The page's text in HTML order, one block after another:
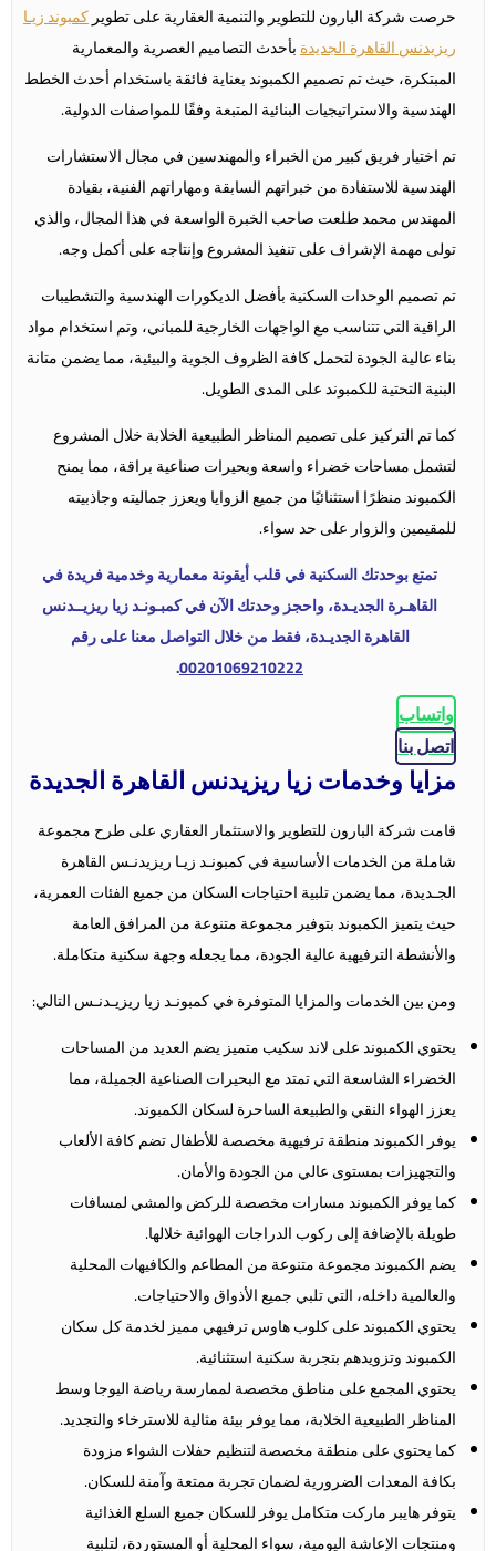
حرصت شركة البارون للتطوير والتنمية العقارية على تطويركمبوند زيـا
ريزيدنس القاهرة الجديدةبأحدث التصاميم العصرية والمعمارية
المبتكرة، حيث تم تصميم الكمبوند بعناية فائقة باستخدام أحدث الخطط
الهندسية والاستراتيجيات البنائية المتبعة وفقًا للمواصفات الدولية.
تم اختيار فريق كبير من الخبراء والمهندسين في مجال الاستشارات
الهندسية للاستفادة من خبراتهم السابقة ومهاراتهم الفنية، بقيادة
المهندس محمد طلعت صاحب الخبرة الواسعة في هذا المجال، والذي
تولى مهمة الإشراف على تنفيذ المشروع وإنتاجه على أكمل وجه.
تم تصميم الوحدات السكنية بأفضل الديكورات الهندسية والتشطيبات
الراقية التي تتناسب مع الواجهات الخارجية للمباني، وتم استخدام مواد
بناء عالية الجودة لتحمل كافة الظروف الجوية والبيئية، مما يضمن متانة
البنية التحتية للكمبوند على المدى الطويل.
كما تم التركيز على تصميم المناظر الطبيعية الخلابة خلال المشروع
لتشمل مساحات خضراء واسعة وبحيرات صناعية براقة، مما يمنح
الكمبوند منظرًا استثنائيًا من جميع الزوايا ويعزز جماليته وجاذبيته
للمقيمين والزوار على حد سواء.
تمتع بوحدتك السكنية في قلب أيقونة معمارية وخدمية فريدة في
القاهـرة الجديـدة، واحجز وحدتك الآن في كمبـونـد زيا ريزيــدنس
القاهرة الجديـدة، فقط من خلال التواصل معنا على رقم
00201069210222
.
واتساب
اتصل بنا
مزايا وخدمات زيا ريزيدنس القاهرة الجديدة
قامت شركة البارون للتطوير والاستثمار العقاري على طرح مجموعة
شاملة من الخدمات الأساسية في كمبونـد زيـا ريزيدنـس القاهرة
الجـديدة، مما يضمن تلبية احتياجات السكان من جميع الفئات العمرية،
حيث يتميز الكمبوند بتوفير مجموعة متنوعة من المرافق العامة
والأنشطة الترفيهية عالية الجودة، مما يجعله وجهة سكنية متكاملة.
ومن بين الخدمات والمزايا المتوفرة في كمبونـد زيا ريزيـدنـس التالي:
يحتوي الكمبوند على لاند سكيب متميز يضم العديد من المساحات
الخضراء الشاسعة التي تمتد مع البحيرات الصناعية الجميلة، مما
يعزز الهواء النقي والطبيعة الساحرة لسكان الكمبوند.
يوفر الكمبوند منطقة ترفيهية مخصصة للأطفال تضم كافة الألعاب
والتجهيزات بمستوى عالي من الجودة والأمان.
كما يوفر الكمبوند مسارات مخصصة للركض والمشي لمسافات
طويلة بالإضافة إلى ركوب الدراجات الهوائية خلالها.
يضم الكمبوند مجموعة متنوعة من المطاعم والكافيهات المحلية
والعالمية داخله، التي تلبي جميع الأذواق والاحتياجات.
يحتوي الكمبوند على كلوب هاوس ترفيهي مميز لخدمة كل سكان
الكمبوند وتزويدهم بتجربة سكنية استثنائية.
يحتوي المجمع على مناطق مخصصة لممارسة رياضة اليوجا وسط
المناظر الطبيعية الخلابة، مما يوفر بيئة مثالية للاسترخاء والتجديد.
كما يحتوي على منطقة مخصصة لتنظيم حفلات الشواء مزودة
بكافة المعدات الضرورية لضمان تجربة ممتعة وآمنة للسكان.
يتوفر هايبر ماركت متكامل يوفر للسكان جميع السلع الغذائية
ومنتجات الإعاشة اليومية، سواء المحلية أو المستوردة، لتلبية